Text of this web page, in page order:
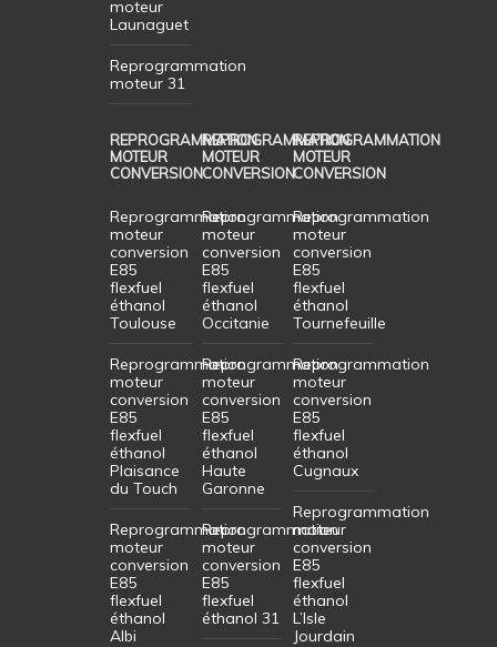
moteur
Launaguet
Reprogrammation
moteur 31
REPROGRAMMATION
MOTEUR
CONVERSION
Reprogrammation
moteur
conversion
E85
flexfuel
éthanol
Toulouse
Reprogrammation
moteur
conversion
E85
flexfuel
éthanol
Plaisance
du Touch
Reprogrammation
moteur
conversion
E85
flexfuel
éthanol
Albi
REPROGRAMMATION
MOTEUR
CONVERSION
Reprogrammation
moteur
conversion
E85
flexfuel
éthanol
Occitanie
Reprogrammation
moteur
conversion
E85
flexfuel
éthanol
Haute
Garonne
Reprogrammation
moteur
conversion
E85
flexfuel
éthanol 31
REPROGRAMMATION
MOTEUR
CONVERSION
Reprogrammation
moteur
conversion
E85
flexfuel
éthanol
Tournefeuille
Reprogrammation
moteur
conversion
E85
flexfuel
éthanol
Cugnaux
Reprogrammation
moteur
conversion
E85
flexfuel
éthanol
L’Isle
Jourdain